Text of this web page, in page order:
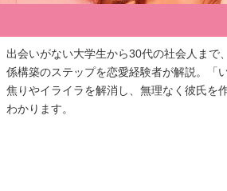
出会いがない大学生から30代の社会人まで
係構築のステップを恋愛経験者が解説。「
焦りやイライラを解消し、無理なく彼氏を
わかります。